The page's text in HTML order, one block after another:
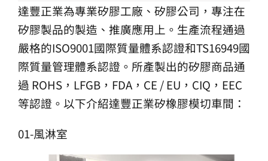
達豐正業為專業矽膠工廠、矽膠公司，專注在
矽膠製品的製造、推廣應用上。生產流程通過
嚴格的ISO9001國際質量體系認證和TS16949國
際質量管理體系認證。所產製出的矽膠商品通
過 ROHS，LFGB，FDA，CE / EU，CIQ，EEC
等認證。以下介紹達豐正業矽橡膠模切車間：
01-風淋室